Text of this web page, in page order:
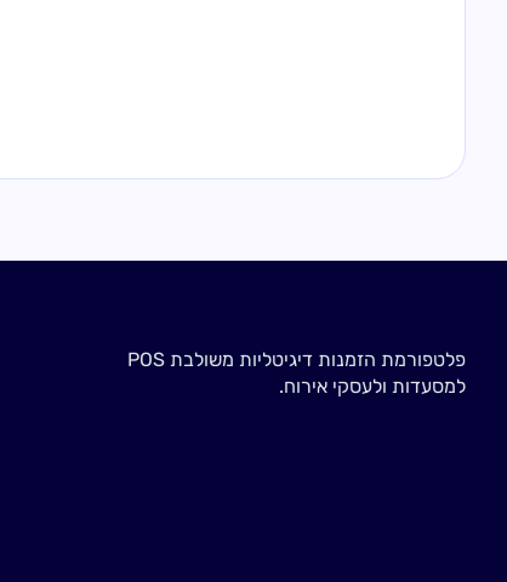
פלטפורמת הזמנות דיגיטליות משולבת POS
למסעדות ולעסקי אירוח.